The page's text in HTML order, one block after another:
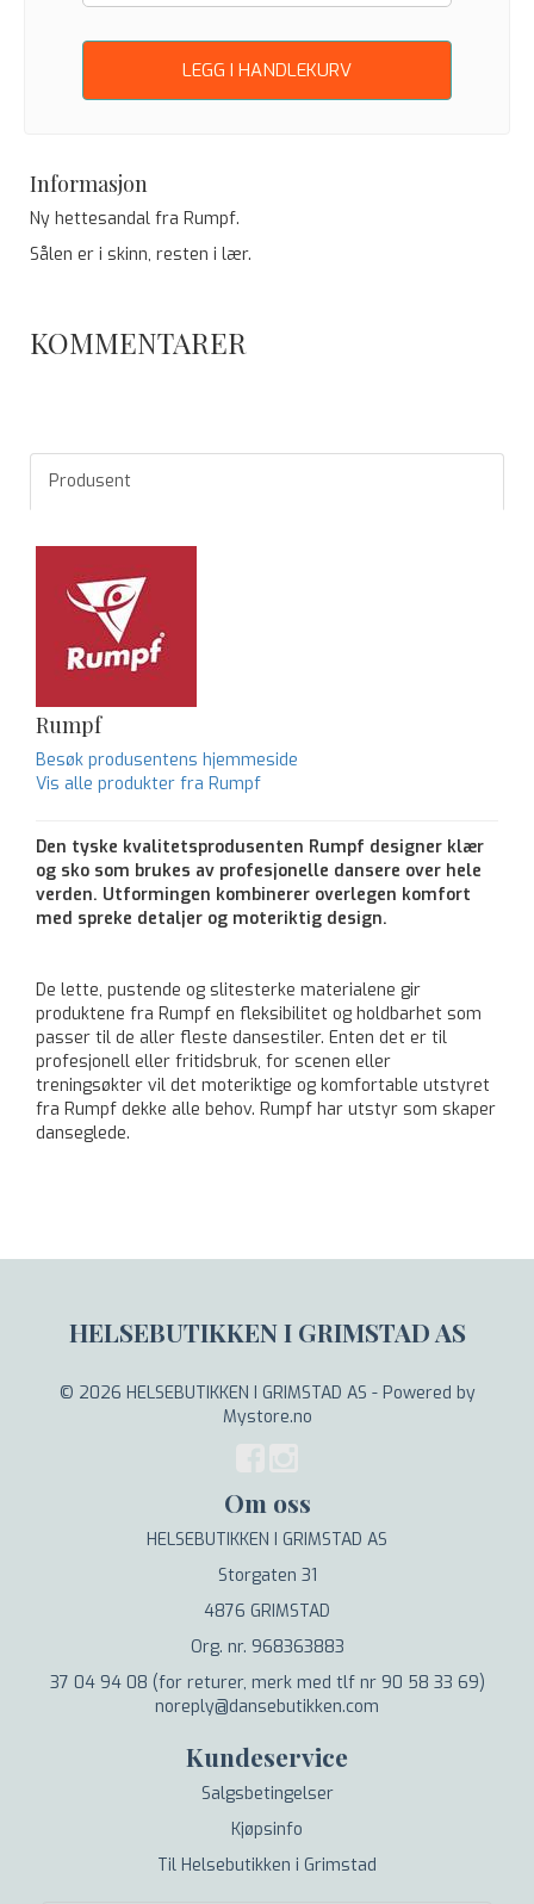
LEGG I HANDLEKURV
Informasjon
Ny hettesandal fra Rumpf.
Sålen er i skinn, resten i lær.
KOMMENTARER
Produsent
Rumpf
Besøk produsentens hjemmeside
Vis alle produkter fra Rumpf
Den tyske kvalitetsprodusenten Rumpf designer klær
og sko som brukes av profesjonelle dansere over hele
verden. Utformingen kombinerer overlegen komfort
med spreke detaljer og moteriktig design.
De lette, pustende og slitesterke materialene gir
produktene fra Rumpf en fleksibilitet og holdbarhet som
passer til de aller fleste dansestiler. Enten det er til
profesjonell eller fritidsbruk, for scenen eller
treningsøkter vil det moteriktige og komfortable utstyret
fra Rumpf dekke alle behov. Rumpf har utstyr som skaper
danseglede.
HELSEBUTIKKEN I GRIMSTAD AS
© 2026 HELSEBUTIKKEN I GRIMSTAD AS - Powered by
Mystore.no
Om oss
HELSEBUTIKKEN I GRIMSTAD AS
Storgaten 31
4876 GRIMSTAD
Org. nr. 968363883
37 04 94 08 (for returer, merk med tlf nr 90 58 33 69)
noreply@dansebutikken.com
Kundeservice
Salgsbetingelser
Kjøpsinfo
Til Helsebutikken i Grimstad